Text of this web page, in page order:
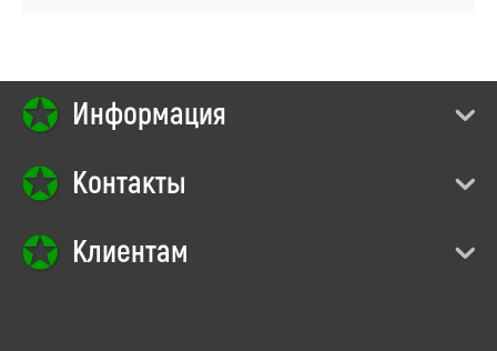
Информация
Контакты
Клиентам